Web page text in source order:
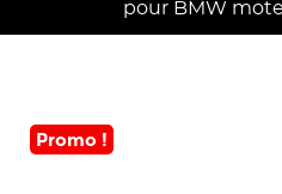
pour BMW
Promo !